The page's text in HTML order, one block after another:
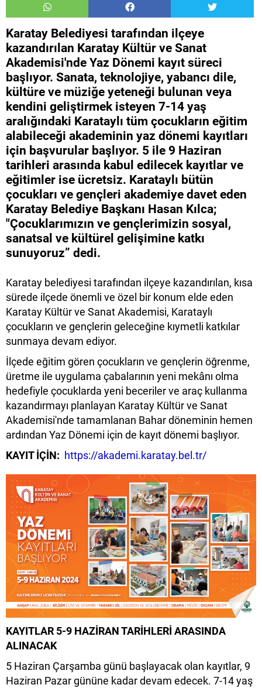
Karatay Belediyesi tarafından ilçeye
kazandırılan Karatay Kültür ve Sanat
Akademisi'nde Yaz Dönemi kayıt süreci
başlıyor. Sanata, teknolojiye, yabancı dile,
kültüre ve müziğe yeteneği bulunan veya
kendini geliştirmek isteyen 7-14 yaş
aralığındaki Karataylı tüm çocukların eğitim
alabileceği akademinin yaz dönemi kayıtları
için başvurular başlıyor. 5 ile 9 Haziran
tarihleri arasında kabul edilecek kayıtlar ve
eğitimler ise ücretsiz. Karataylı bütün
çocukları ve gençleri akademiye davet eden
Karatay Belediye Başkanı Hasan Kılca;
"Çocuklarımızın ve gençlerimizin sosyal,
sanatsal ve kültürel gelişimine katkı
sunuyoruz” dedi.
Karatay belediyesi tarafından ilçeye kazandırılan, kısa
sürede ilçede önemli ve özel bir konum elde eden
Karatay Kültür ve Sanat Akademisi, Karataylı
çocukların ve gençlerin geleceğine kıymetli katkılar
sunmaya devam ediyor.
İlçede eğitim gören çocukların ve gençlerin öğrenme,
üretme ile uygulama çabalarının yeni mekânı olma
hedefiyle çocuklarda yeni beceriler ve araç kullanma
kazandırmayı planlayan Karatay Kültür ve Sanat
Akademisi'nde tamamlanan Bahar döneminin hemen
ardından Yaz Dönemi için de kayıt dönemi başlıyor.
KAYIT İÇİN: https://akademi.karatay.bel.tr/
KAYITLAR 5-9 HAZİRAN TARİHLERİ ARASINDA
ALINACAK
5 Haziran Çarşamba günü başlayacak olan kayıtlar, 9
Haziran Pazar gününe kadar devam edecek. 7-14 yaş